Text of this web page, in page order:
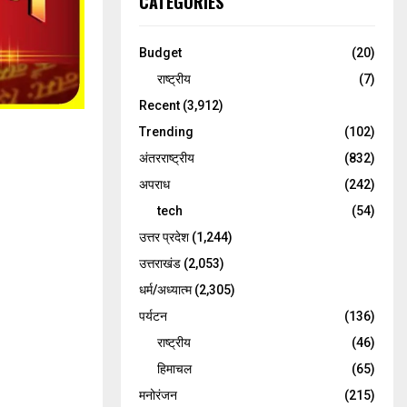
Budget
(20)
राष्ट्रीय
(7)
Recent (3,912)
Trending
(102)
अंतरराष्ट्रीय
(832)
अपराध
(242)
tech
(54)
उत्तर प्रदेश(1,244)
उत्तराखंड (2,053)
धर्म/अध्यात्म(2,305)
पर्यटन
(136)
राष्ट्रीय
(46)
हिमाचल
(65)
मनोरंजन
(215)